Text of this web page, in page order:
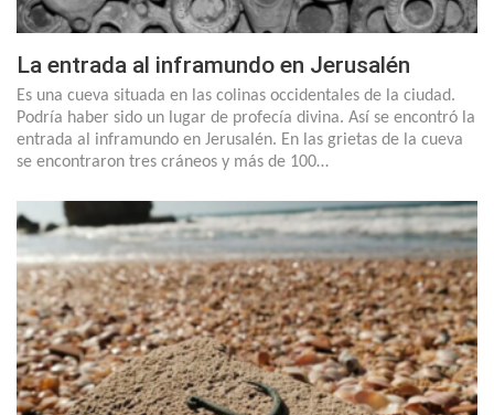
La entrada al inframundo en Jerusalén
Es una cueva situada en las colinas occidentales de la ciudad.
Podría haber sido un lugar de profecía divina. Así se encontró la
entrada al inframundo en Jerusalén. En las grietas de la cueva
se encontraron tres cráneos y más de 100…